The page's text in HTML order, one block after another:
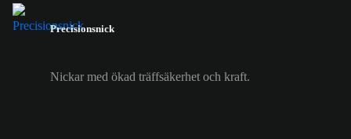
Precisionsnick
Nickar med ökad träffsäkerhet och kraft.